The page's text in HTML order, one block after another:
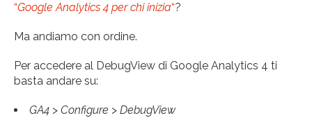
“Google Analytics 4 per chi inizia“?
Ma andiamo con ordine.
Per accedere al DebugView di Google Analytics 4 ti
basta andare su:
GA4 > Configure > DebugView